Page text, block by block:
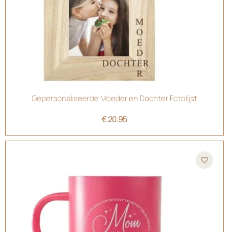
Gepersonaliseerde Moeder en Dochter Fotolijst
€20.95